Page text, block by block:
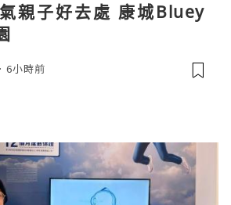
親子好去處 康城Bluey
6小時前